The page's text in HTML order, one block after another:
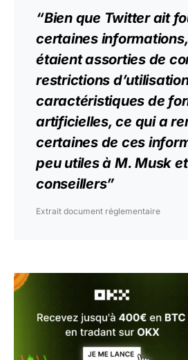
“Bien que Twitter ait
certaines
étaient assorties de
restrictions
caractéristiques de
artificielles, ce qui a
certaines de ces
peu utiles à M. Musk
conseillers”
Extrait document réglementaire